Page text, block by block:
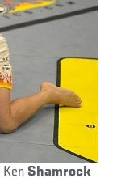
Shamrock